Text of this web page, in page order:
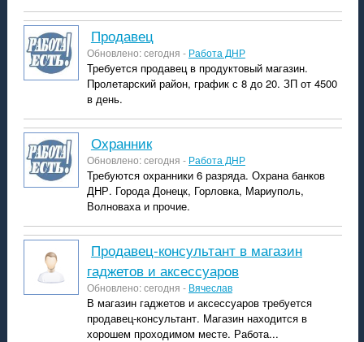
продавец
Обновлено: сегодня - Работа ДНР
Требуется продавец в продуктовый магазин.
Пролетарский район, график с 8 до 20. ЗП от 4500
в день.
охранник
Обновлено: сегодня - Работа ДНР
Требуются охранники 6 разряда. Охрана банков
ДНР. Города Донецк, Горловка, Мариуполь,
Волноваха и прочие.
продавец-консультант в магазин
гаджетов и аксессуаров
Обновлено: сегодня - Вячеслав
В магазин гаджетов и аксессуаров требуется
продавец-консультант. Магазин находится в
хорошем проходимом месте. Работа...